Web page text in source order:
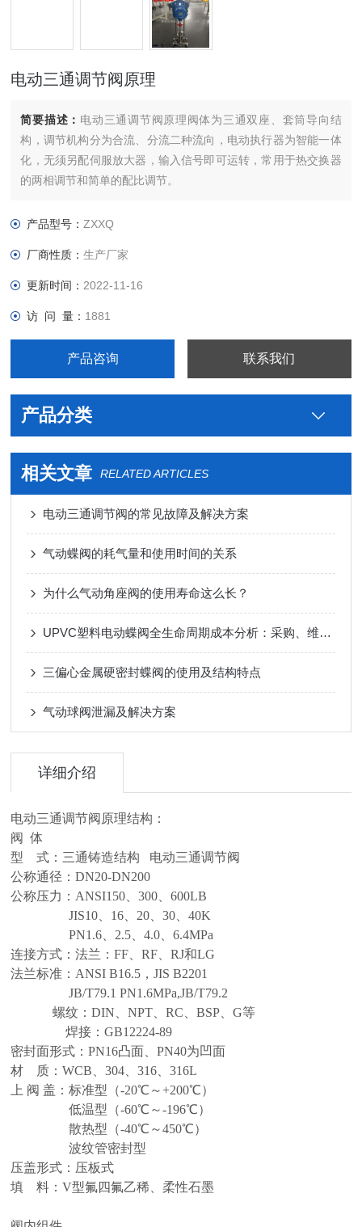
电动三通调节阀原理
简要描述： 电动三通调节阀原理阀体为三通双座、套筒导向结
构，调节机构分为合流、分流二种流向，电动执行器为智能一体
化，无须另配伺服放大器，输入信号即可运转，常用于热交换器
的两相调节和简单的配比调节。
产品型号：ZXXQ
厂商性质：生产厂家
更新时间： 2022-11-16
访 问 量： 1881
产品咨询 联系我们
产品分类
相关文章 RELATED ARTICLES
电动三通调节阀的常见故障及解决方案
气动蝶阀的耗气量和使用时间的关系
为什么气动角座阀的使用寿命这么长？
UPVC塑料电动蝶阀全生命周期成本分析：采购、维护与更换周期
三偏心金属硬密封蝶阀的使用及结构特点
气动球阀泄漏及解决方案
详细介绍
电动三通调节阀原理结构：
阀 体
型 式：三通铸造结构 电动三通调节阀
公称通径：DN20-DN200
公称压力：ANSI150、300、600LB
JIS10、16、20、30、40K
PN1.6、2.5、4.0、6.4MPa
连接方式：法兰：FF、RF、RJ和LG
法兰标准：ANSI B16.5，JIS B2201
JB/T79.1 PN1.6MPa,JB/T79.2
螺纹：DIN、NPT、RC、BSP、G等
焊接：GB12224-89
密封面形式：PN16凸面、PN40为凹面
材 质：WCB、304、316、316L
上 阀 盖：标准型（-20℃～+200℃）
低温型（-60℃～-196℃）
散热型（-40℃～450℃）
波纹管密封型
压盖形式：压板式
填 料：V型氟四氟乙稀、柔性石墨